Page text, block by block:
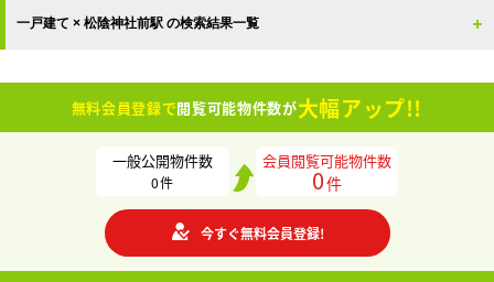
一戸建て × 松陰神社前駅 の検索結果一覧
無料会員登録で閲覧可能物件数が大幅アップ!!
一般公開物件数
0件
会員閲覧可能物件数
0件
今すぐ無料会員登録!